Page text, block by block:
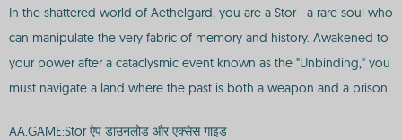
In the shattered world of Aethelgard, you are a Stor—a rare soul who
can manipulate the very fabric of memory and history. Awakened to
your power after a cataclysmic event known as the "Unbinding," you
must navigate a land where the past is both a weapon and a prison.
AA.GAME:Stor ऐप डाउनलोड और एक्सेस गाइड